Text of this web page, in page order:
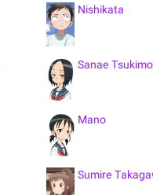
Nishikata
Sanae
Mano
Sumire